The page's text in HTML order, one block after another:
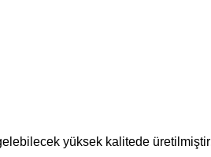
yüksek kalitede üretilmiştir.